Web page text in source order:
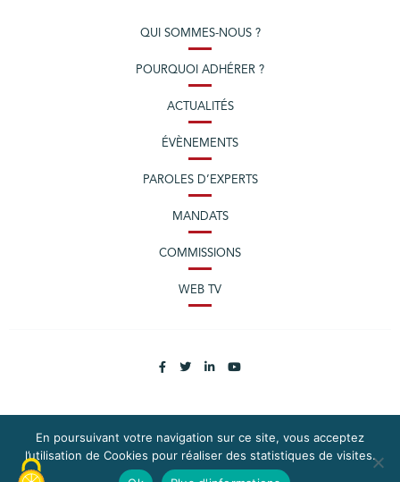
QUI SOMMES-NOUS ?
POURQUOI ADHÉRER ?
ACTUALITÉS
ÉVÈNEMENTS
PAROLES D’EXPERTS
MANDATS
COMMISSIONS
WEB TV
PLAN DU SITE
MENTIONS LÉGALES
EXERCEZ VOS DROITS
DONNÉES PERSONNELLES
En poursuivant votre navigation sur ce site, vous acceptez
l’utilisation de Cookies pour réaliser des statistiques de visites.